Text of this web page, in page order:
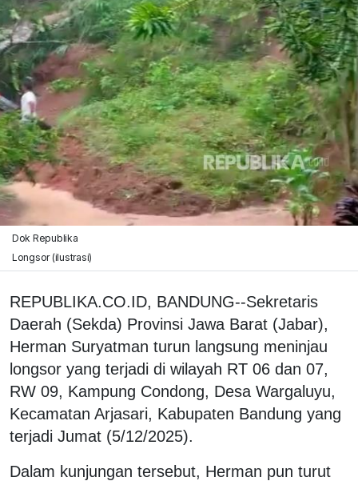
Dok Republika
Longsor (ilustrasi)
REPUBLIKA.CO.ID, BANDUNG--Sekretaris
Daerah (Sekda) Provinsi Jawa Barat (Jabar),
Herman Suryatman turun langsung meninjau
longsor yang terjadi di wilayah RT 06 dan 07,
RW 09, Kampung Condong, Desa Wargaluyu,
Kecamatan Arjasari, Kabupaten Bandung yang
terjadi Jumat (5/12/2025).
Dalam kunjungan tersebut, Herman pun turut